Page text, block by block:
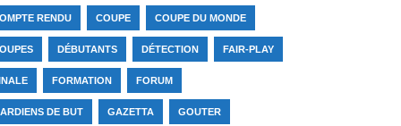
RENDU COUPE COUPE DU MONDE
DÉBUTANTS DÉTECTION FAIR-PLAY
FORMATION FORUM
DE BUT GAZETTA GOUTER